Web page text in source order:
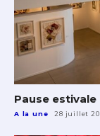
Pause
A la une 28 juillet